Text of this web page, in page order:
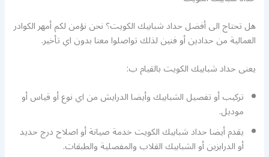
هل تحتاج الى أفضل حداد شبابيك الكويت؟ نحن نؤمن لكم أمهر الكوادر
العمالية من حدادين أو فنين لذلك تواصلوا معنا بدون اي تأخير.
يعنى حداد شبابيك الكويت بالقيام ب:
تركيب أو تفصيل الشبابيك وأيضا الدرايش من اي نوع أو قياس أو
موديل.
يقدم أيضا حداد شبابيك الكويت خدمة صيانة أو اصلاح درج حديد
أو الدرابزين أو الشبابيك القلاب والمفصلية والطبقات.